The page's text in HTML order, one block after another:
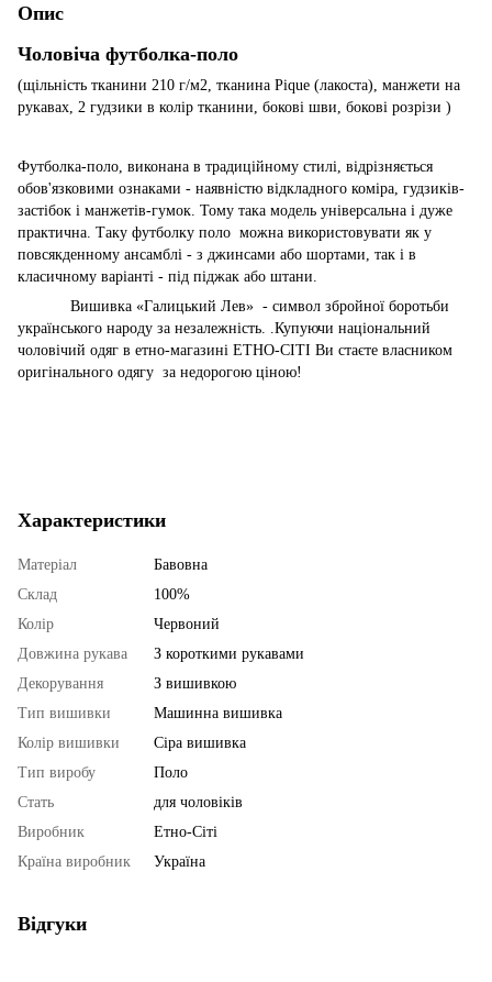
Опис
Чоловіча футболка-поло
(щільність тканини 210 г/м2, тканина Pique (лакоста), манжети на
рукавах, 2 гудзики в колір тканини, бокові шви, бокові розрізи )
Футболка-поло, виконана в традиційному стилі, відрізняється
обов'язковими ознаками - наявністю вiдкладного коміра, гудзиків-
застібок і манжетів-гумок. Тому така модель універсальна і дуже
практична. Таку футболку поло можна використовувати як у
повсякденному ансамблі - з джинсами або шортами, так і в
класичному варіанті - під піджак або штани.
Вишивка «Галицький Лев» - символ збройної боротьби
українського народу за незалежність. .Купуючи національний
чоловічий одяг в етно-магазині ЕТНО-СІТІ Ви стаєте власником
оригінального одягу за недорогою ціною!
Характеристики
Матеріал
Бавовна
Склад
100%
Колір
Червоний
Довжина рукава
З короткими рукавами
Декорування
З вишивкою
Тип вишивки
Машинна вишивка
Колір вишивки
Сіра вишивка
Тип виробу
Поло
Стать
для чоловіків
Виробник
Етно-Сіті
Країна виробник
Україна
Відгуки